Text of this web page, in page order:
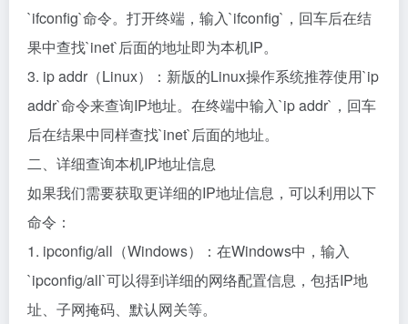
`ifconfig`命令。打开终端，输入`ifconfig`，回车后在结
果中查找`inet`后面的地址即为本机IP。
3. ip addr（Linux）：新版的Linux操作系统推荐使用`ip
addr`命令来查询IP地址。在终端中输入`ip addr`，回车
后在结果中同样查找`inet`后面的地址。
二、详细查询本机IP地址信息
如果我们需要获取更详细的IP地址信息，可以利用以下
命令：
1. ipconfig/all（Windows）：在Windows中，输入
`ipconfig/all`可以得到详细的网络配置信息，包括IP地
址、子网掩码、默认网关等。